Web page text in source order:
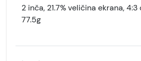
2 inča, 21.7% veličina ekrana,
77.5g